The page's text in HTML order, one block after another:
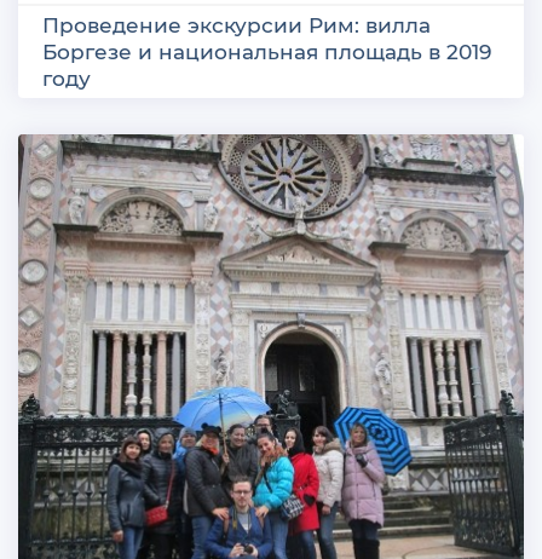
Проведение экскурсии Рим: вилла
Боргезе и национальная площадь в 2019
году